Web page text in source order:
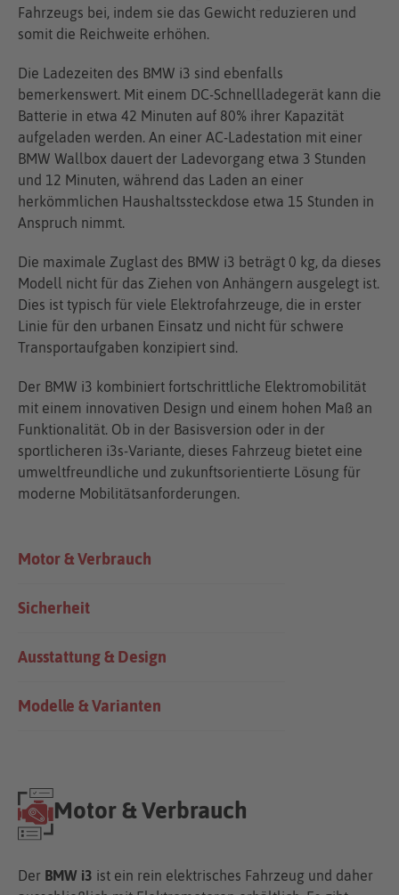
Fahrzeugs bei, indem sie das Gewicht reduzieren und
somit die Reichweite erhöhen.
Die Ladezeiten des BMW i3 sind ebenfalls
bemerkenswert. Mit einem DC-Schnellladegerät kann die
Batterie in etwa 42 Minuten auf 80% ihrer Kapazität
aufgeladen werden. An einer AC-Ladestation mit einer
BMW Wallbox dauert der Ladevorgang etwa 3 Stunden
und 12 Minuten, während das Laden an einer
herkömmlichen Haushaltssteckdose etwa 15 Stunden in
Anspruch nimmt.
Die maximale Zuglast des BMW i3 beträgt 0 kg, da dieses
Modell nicht für das Ziehen von Anhängern ausgelegt ist.
Dies ist typisch für viele Elektrofahrzeuge, die in erster
Linie für den urbanen Einsatz und nicht für schwere
Transportaufgaben konzipiert sind.
Der BMW i3 kombiniert fortschrittliche Elektromobilität
mit einem innovativen Design und einem hohen Maß an
Funktionalität. Ob in der Basisversion oder in der
sportlicheren i3s-Variante, dieses Fahrzeug bietet eine
umweltfreundliche und zukunftsorientierte Lösung für
moderne Mobilitätsanforderungen.
Motor & Verbrauch
Sicherheit
Ausstattung & Design
Modelle & Varianten
Motor & Verbrauch
Der BMW i3 ist ein rein elektrisches Fahrzeug und daher